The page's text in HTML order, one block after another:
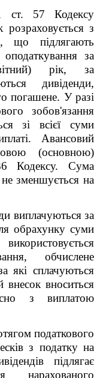
ст. 57 Кодексу
з
що підлягають
за
рік, за
дивіденди,
погашене. У разі
зобов'язання
зі всієї суми
Авансовий
(основною)
Кодексу. Сума
не зменшується на
виплачуються за
обрахунку суми
обчислене
які сплачуються
внесок вноситься
з виплатою
податкового
з податку на
підлягає
нарахованого